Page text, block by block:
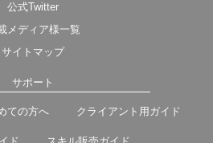
公式Twitter
メディア様一覧
サイトマップ
サポート
ての方へ クライアント用ガイド